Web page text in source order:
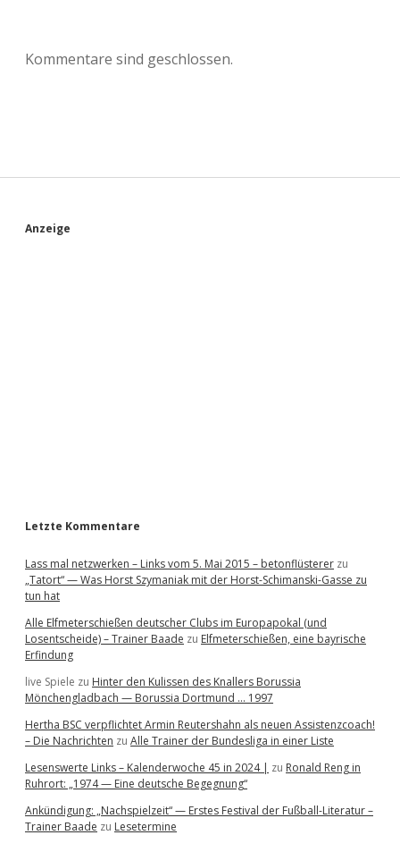
Kommentare sind geschlossen.
S
Anzeige
Letzte Kommentare
Lass mal netzwerken – Links vom 5. Mai 2015 – betonflüsterer zu
„Tatort“ — Was Horst Szymaniak mit der Horst-Schimanski-Gasse zu
tun hat
Alle Elfmeterschießen deutscher Clubs im Europapokal (und
Losentscheide) – Trainer Baade zu Elfmeterschießen, eine bayrische
Erfindung
live Spiele zu Hinter den Kulissen des Knallers Borussia
Mönchengladbach — Borussia Dortmund … 1997
Hertha BSC verpflichtet Armin Reutershahn als neuen Assistenzcoach!
– Die Nachrichten zu Alle Trainer der Bundesliga in einer Liste
Lesenswerte Links – Kalenderwoche 45 in 2024 | zu Ronald Reng in
Ruhrort: „1974 — Eine deutsche Begegnung“
Ankündigung: „Nachspielzeit“ — Erstes Festival der Fußball-Literatur –
Trainer Baade zu Lesetermine